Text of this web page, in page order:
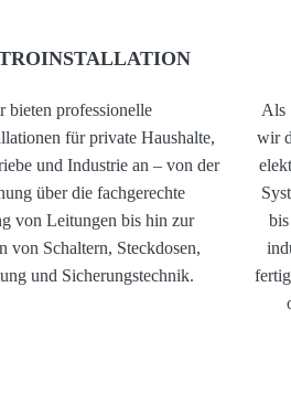
bieten professionelle
für private Haushalte,
und Industrie an – von der
über die fachgerechte
von Leitungen bis hin zur
von Schaltern, Steckdosen,
und Sicherungstechnik.
Als
wir